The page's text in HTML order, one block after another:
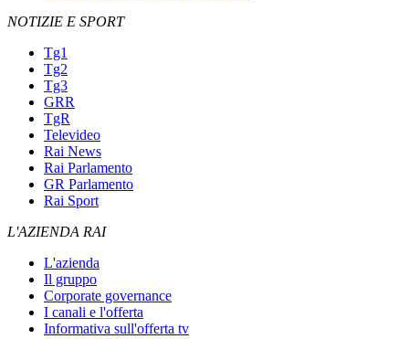
NOTIZIE E SPORT
Tg1
Tg2
Tg3
GRR
TgR
Televideo
Rai News
Rai Parlamento
GR Parlamento
Rai Sport
L'AZIENDA RAI
L'azienda
Il gruppo
Corporate governance
I canali e l'offerta
Informativa sull'offerta tv